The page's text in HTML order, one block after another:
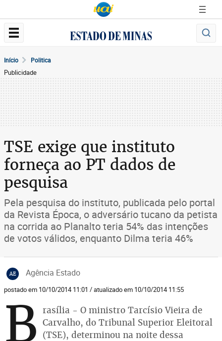
Início Politica
Publicidade
TSE exige que instituto
forneça ao PT dados de
pesquisa
Pela pesquisa do instituto, publicada pelo portal
da Revista Época, o adversário tucano da petista
na corrida ao Planalto teria 54% das intenções
de votos válidos, enquanto Dilma teria 46%
AE Agência Estado
postado em 10/10/2014 11:01 / atualizado em 10/10/2014 11:55
B rasília - O ministro Tarcísio Vieira de
Carvalho, do Tribunal Superior Eleitoral
(TSE), determinou na noite dessa